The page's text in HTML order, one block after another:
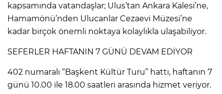
kapsamında vatandaşlar; Ulus’tan Ankara Kalesi’ne,
Hamamönü’nden Ulucanlar Cezaevi Müzesi’ne
kadar birçok önemli noktaya kolaylıkla ulaşabiliyor.
SEFERLER HAFTANIN 7 GÜNÜ DEVAM EDİYOR
402 numaralı “Başkent Kültür Turu” hattı, haftanın 7
günü 10.00 ile 18.00 saatleri arasında hizmet veriyor.